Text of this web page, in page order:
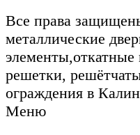
Все права
металлические
элементы,откатные
решетки,
ограждения в
Меню